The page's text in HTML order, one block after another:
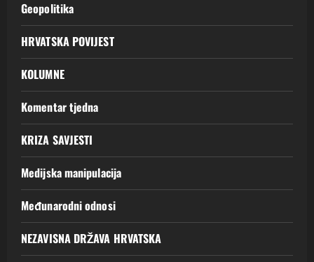
Geopolitika
HRVATSKA POVIJEST
KOLUMNE
Komentar tjedna
KRIZA SAVJESTI
Medijska manipulacija
Međunarodni odnosi
NEZAVISNA DRŽAVA HRVATSKA